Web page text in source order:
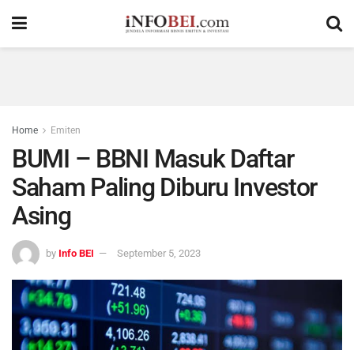
Home Emiten
BUMI – BBNI Masuk Daftar
Saham Paling Diburu Investor
Asing
by Info BEI September 5, 2023